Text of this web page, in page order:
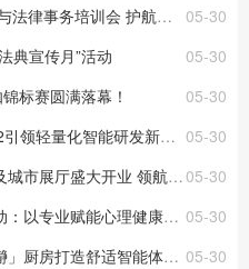
...
05-30
务培训会 护航高质量发展
05-30
典宣传月”活动
05-30
标赛圆满落幕！
05-30
轻量化智能研发新时代
05-30
盛大开业 领航西南焕新时代
05-30
心理健康，用爱心守护孩子成长
05-30
房打造舒适智能体验空间